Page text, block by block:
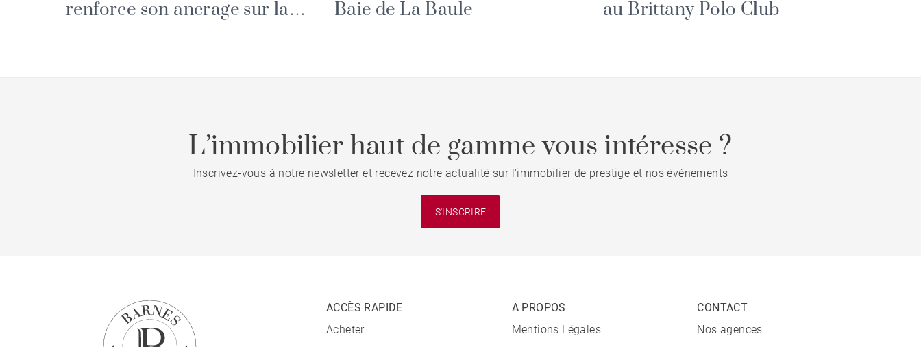
renforce son ancrage sur la
Baie de La Baule
au Brittany Polo Club
L’immobilier haut de gamme vous intéresse ?
Inscrivez-vous à notre newsletter et recevez notre actualité sur l'immobilier de prestige et nos événements
S'INSCRIRE
ACCÈS RAPIDE
Acheter
A PROPOS
Mentions Légales
CONTACT
Nos agences